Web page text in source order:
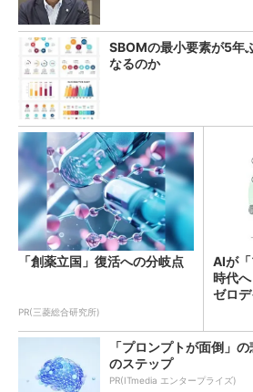
SBOMの最小要素が5
なるのか
「創薬立国」復活への分岐点
PR(三菱総合研究所)
AIが「
時代
ゼロ
「プロンプトが面倒」
のステップ
PR(ITmedia エンタープライズ)